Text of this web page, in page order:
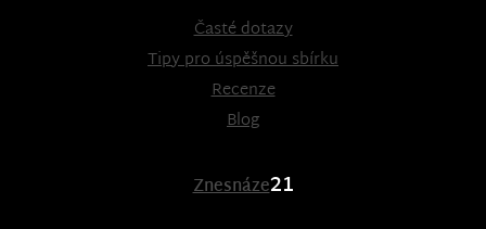
Časté dotazy
Tipy pro úspěšnou sbírku
Recenze
Blog
Znesnáze21